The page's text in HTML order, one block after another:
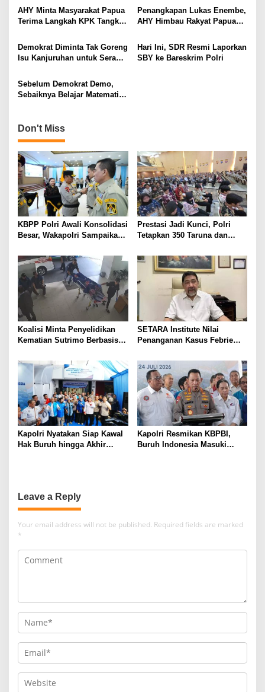
g
a
t
i
o
n
Mudah Percaya Potongan
Video di Medsos
Gibran yang Dituding?
AHY Minta Masyarakat Papua
Terima Langkah KPK Tangkap
Penangkapan Lukas Enembe,
AHY Himbau Rakyat Papua
Demokrat Diminta Tak Goreng
Isu Kanjuruhan untuk Serang
Kalau Diserang Balik!
Hari Ini, SDR Resmi Laporkan
SBY ke Bareskrim Polri
Sebelum Demokrat Demo,
Sebaiknya Belajar Matematika
Don't Miss
KBPP Polri Awali Konsolidasi
Besar, Wakapolri Sampaikan
Prestasi Jadi Kunci, Polri
Tetapkan 350 Taruna dan
Koalisi Minta Penyelidikan
Kematian Sutrimo Berbasis
SETARA Institute Nilai
Penanganan Kasus Febrie
Kapolri Nyatakan Siap Kawal
Hak Buruh hingga Akhir
Kapolri Resmikan KBPBI,
Buruh Indonesia Masuki
Leave a Reply
Your email address will not be published. Required fields are marked
*